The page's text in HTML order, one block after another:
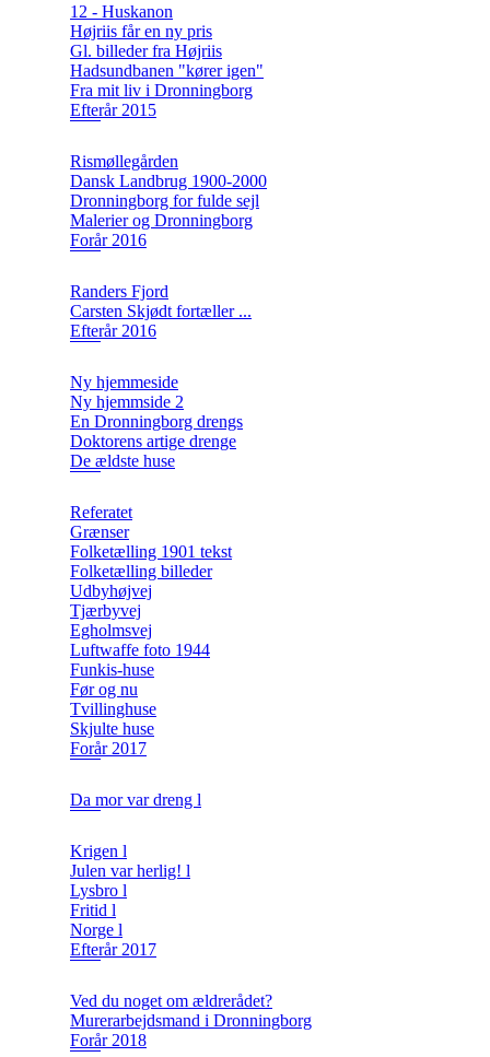
12 - Huskanon
Højriis får en ny pris
Gl. billeder fra Højriis
Hadsundbanen "kører igen"
Fra mit liv i Dronningborg
Efterår 2015
Rismøllegården
Dansk Landbrug 1900-2000
Dronningborg for fulde sejl
Malerier og Dronningborg
Forår 2016
Randers Fjord
Carsten Skjødt fortæller ...
Efterår 2016
Ny hjemmeside
Ny hjemmside 2
En Dronningborg drengs
Doktorens artige drenge
De ældste huse
Referatet
Grænser
Folketælling 1901 tekst
Folketælling billeder
Udbyhøjvej
Tjærbyvej
Egholmsvej
Luftwaffe foto 1944
Funkis-huse
Før og nu
Tvillinghuse
Skjulte huse
Forår 2017
Da mor var dreng l
Krigen l
Julen var herlig! l
Lysbro l
Fritid l
Norge l
Efterår 2017
Ved du noget om ældrerådet?
Murerarbejdsmand i Dronningborg
Forår 2018